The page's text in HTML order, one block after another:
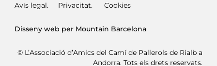
Avís legal. Privacitat. Cookies
Disseny web per Mountain Barcelona
© L’Associació d’Amics del Camí de Pallerols de Rialb a
Andorra. Tots els drets reservats.